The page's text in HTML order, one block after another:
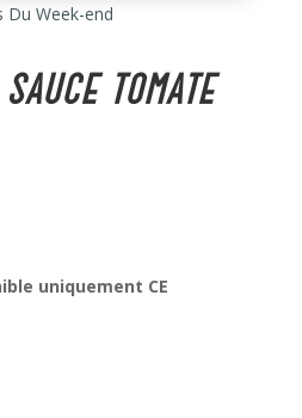
Du Week-end
tomate
uniquement CE